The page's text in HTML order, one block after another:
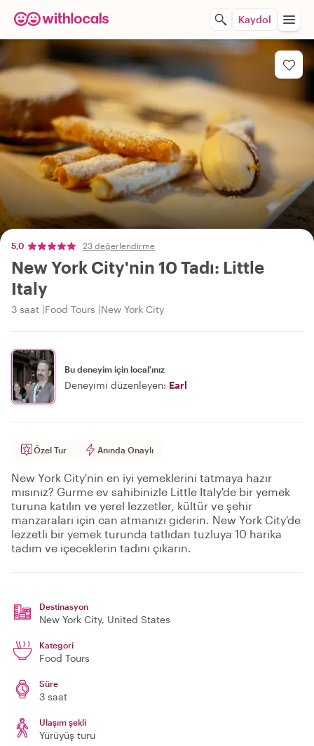
Kaydol
5,0 23 değerlendirme
New York City'nin 10 Tadı: Little
Italy
3 saat Food Tours New York City
Bu deneyim için local'ınız
Deneyimi düzenleyen: Earl
Özel Tur Anında Onaylı
New York City'nin en iyi yemeklerini tatmaya hazır
mısınız? Gurme ev sahibinizle Little Italy'de bir yemek
turuna katılın ve yerel lezzetler, kültür ve şehir
manzaraları için can atmanızı giderin. New York City'de
lezzetli bir yemek turunda tatlıdan tuzluya 10 harika
tadım ve içeceklerin tadını çıkarın.
Destinasyon
New York City, United States
Kategori
Food Tours
Süre
3 saat
Ulaşım şekli
Yürüyüş turu